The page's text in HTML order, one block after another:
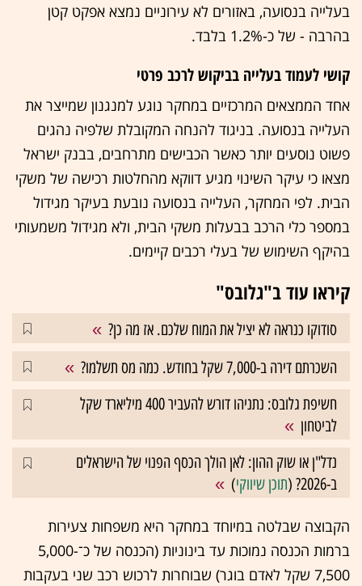
בעלייה בנסועה, באזורים לא עירוניים נמצא אפקט קטן
בהרבה - של כ-1.2% בלבד.
קושי לעמוד בעלייה בביקוש לרכב פרטי
אחד הממצאים המרכזיים במחקר נוגע למנגנון שמייצר את
העלייה בנסועה. בניגוד להנחה המקובלת שלפיה נהגים
פשוט נוסעים יותר כאשר הכבישים מתרחבים, בבנק ישראל
מצאו כי עיקר השינוי מגיע דווקא מהחלטות רכישה של משקי
הבית. לפי המחקר, העלייה בנסועה נובעת בעיקר מגידול
במספר כלי הרכב בבעלות משקי הבית, ולא מגידול משמעותי
בהיקף השימוש של בעלי רכבים קיימים.
קיראו עוד ב"גלובס"
סודוקו כנראה לא יציל את המוח שלכם. אז מה כן?
השכרתם דירה ב-7,000 שקל בחודש. כמה מס תשלמו?
חשיפת גלובס: נתניהו דורש להעביר 400 מיליארד שקל
לביטחון
נדל"ן או שוק ההון: לאן הולך הכסף הפנוי של הישראלים
ב-2026? (
תוכן שיווקי)
הקבוצה שבלטה במיוחד במחקר היא משפחות צעירות
ברמות הכנסה נמוכות עד בינוניות (הכנסה של כ־5,000-
7,500 שקל לאדם בוגר) שבוחרות לרכוש רכב שני בעקבות